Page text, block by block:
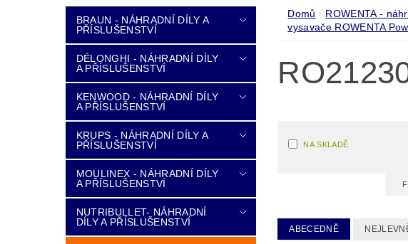
DOPRAVA A PLATBA NAPIŠTE NÁM OBCHODNÍ
BRAUN - NÁHRADNÍ DÍLY A
PŘÍSLUŠENSTVÍ
DÉLONGHI - NÁHRADNÍ DÍLY
A PŘÍSLUŠENSTVÍ
KENWOOD - NÁHRADNÍ DÍLY
A PŘÍSLUŠENSTVÍ
KRUPS - NÁHRADNÍ DÍLY A
PŘÍSLUŠENSTVÍ
MOULINEX - NÁHRADNÍ DÍLY
A PŘÍSLUŠENSTVÍ
NUTRIBULLET- NÁHRADNÍ
DÍLY A PŘÍSLUŠENSTVÍ
Domů ROWENTA -
vysavače ROWENTA
NA SKLADĚ
ABECEDNĚ